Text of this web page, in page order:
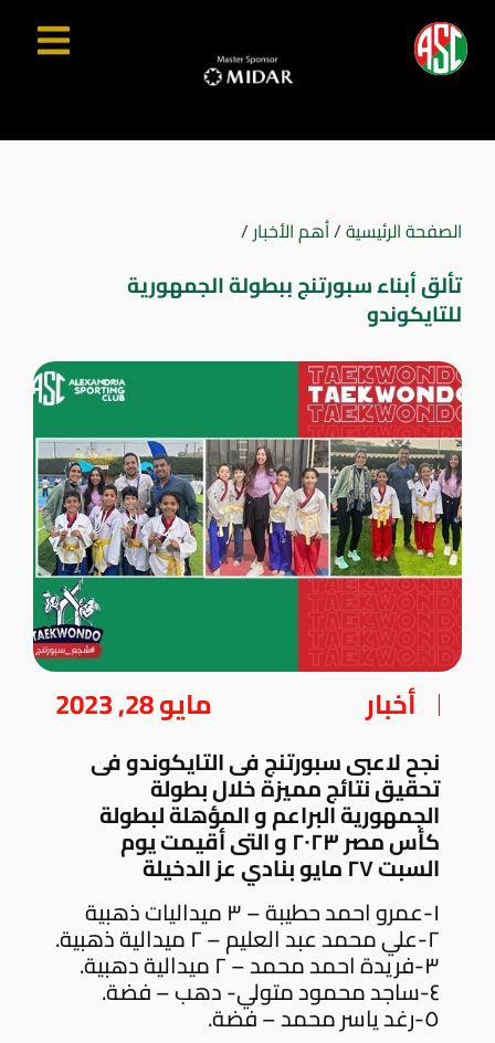
الصفحة الرئيسية/أهم الأخبار/
تألق أبناء سبورتنج ببطولة الجمهورية
للتايكوندو
أخبار مايو 28, 2023
نجح لاعبى سبورتنج فى التايكوندو فى
تحقيق نتائج مميزة خلال بطولة
الجمهورية البراعم و المؤهلة لبطولة
كأس مصر ٢٠٢٣ و التى أقيمت يوم
السبت ٢٧ مايو بنادي عز الدخيلة
١-عمرو احمد حطيبة – ٣ ميداليات ذهبية
٢-علي محمد عبد العليم – ٢ ميدالية ذهبية.
٣-فريدة احمد محمد – ٢ ميدالية دهبية.
٤-ساجد محمود متولي- دهب – فضة.
٥-رغد ياسر محمد – فضة.